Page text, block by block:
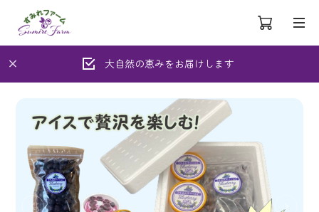
大自然の恵みをお届けします